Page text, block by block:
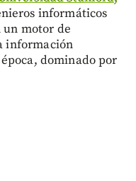
informáticos
motor de
información
dominado por